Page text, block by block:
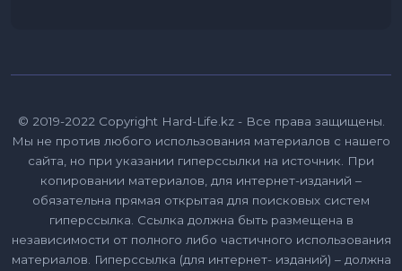
© 2019-2022 Copyright Hard-Life.kz - Все права защищены.
Мы не против любого использования материалов с нашего
сайта, но при указании гиперссылки на источник. При
копировании материалов, для интернет-изданий –
обязательна прямая открытая для поисковых систем
гиперссылка. Ссылка должна быть размещена в
независимости от полного либо частичного использования
материалов. Гиперссылка (для интернет- изданий) – должна